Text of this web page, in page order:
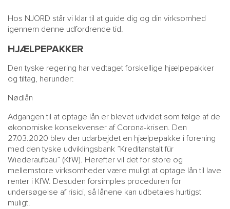
Hos NJORD står vi klar til at guide dig og din virksomhed
igennem denne udfordrende tid.
HJÆLPEPAKKER
Den tyske regering har vedtaget forskellige hjælpepakker
og tiltag, herunder:
Nødlån
Adgangen til at optage lån er blevet udvidet som følge af de
økonomiske konsekvenser af Corona-krisen. Den
27.03.2020 blev der udarbejdet en hjælpepakke i forening
med den tyske udviklingsbank ”Kreditanstalt für
Wiederaufbau” (KfW). Herefter vil det for store og
mellemstore virksomheder være muligt at optage lån til lave
renter i KfW. Desuden forsimples proceduren for
undersøgelse af risici, så lånene kan udbetales hurtigst
muligt.